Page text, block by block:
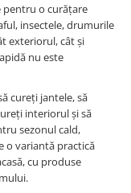
pentru o curățare
insectele, drumurile
exteriorul, cât și
nu este
cureți jantele, să
interiorul și să
sezonul cald,
o variantă practică
cu produse